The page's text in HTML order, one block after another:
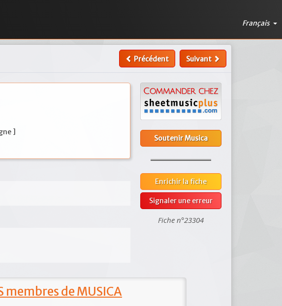
Français
Précédent Suivant
]
Soutenir Musica
Enrichir la fiche
Signaler une erreur
Fiche n°23304
membres de MUSICA